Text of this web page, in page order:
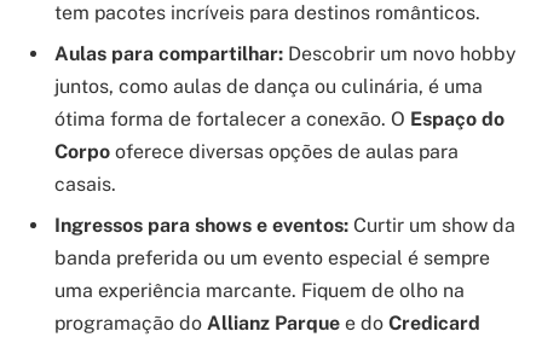
tem pacotes incríveis para destinos românticos.
Aulas para compartilhar: Descobrir um novo hobby
juntos, como aulas de dança ou culinária, é uma
ótima forma de fortalecer a conexão. O Espaço do
Corpo oferece diversas opções de aulas para
casais.
Ingressos para shows e eventos: Curtir um show da
banda preferida ou um evento especial é sempre
uma experiência marcante. Fiquem de olho na
programação do Allianz Parque e do Credicard